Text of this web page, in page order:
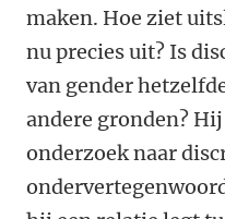
maken. Hoe ziet
nu precies uit? Is
van gender
andere gronden?
onderzoek naar